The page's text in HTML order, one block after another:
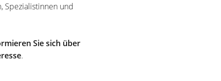
Spezialistinnen und
Sie sich über
.